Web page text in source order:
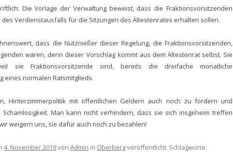
Die Vorlage der Verwaltung beweist, dass die Fraktionsvorsitzenden
des Verdienstausfalls für die Sitzungen des Ältestenrates erhalten sollen.
dass die Nutznießer dieser Regelung, die Fraktionsvorsitzenden,
wären, denn dieser Vorschlag kommt aus dem Ältestenrat selbst. Sie
sie Fraktionsvorsitzende sind,bereits die dreifache monatliche
eines normalen Ratsmitglieds.
Hinterzimmerpolitik mit öffentlichen Geldern auch noch zu fördern und
Man kann nicht verhindern, dass sie sich insgeheim treffen
weigern uns, sie dafür auch noch zu bezahlen!
4. November 2019von Admin in Oberbergveröffentlicht. Schlagworte: